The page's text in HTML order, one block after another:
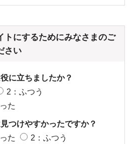
トにするためにみなさまのご
さい
に立ちましたか？
2：ふつう
た
つけやすかったですか？
た
2：ふつう